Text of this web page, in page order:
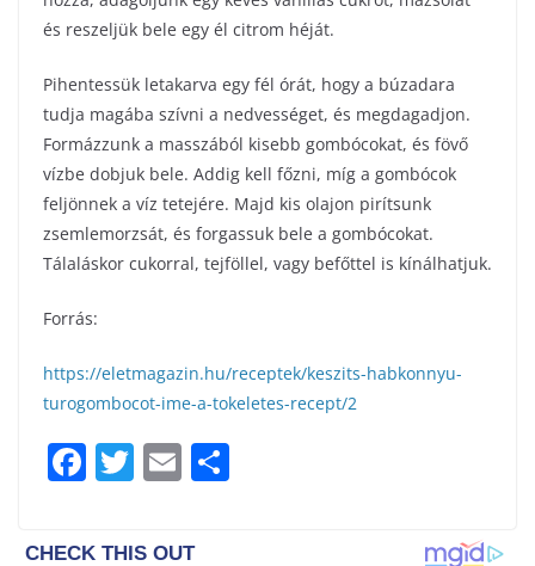
és reszeljük bele egy él citrom héját.
Pihentessük letakarva egy fél órát, hogy a búzadara
tudja magába szívni a nedvességet, és megdagadjon.
Formázzunk a masszából kisebb gombócokat, és fövő
vízbe dobjuk bele. Addig kell főzni, míg a gombócok
feljönnek a víz tetejére. Majd kis olajon pirítsunk
zsemlemorzsát, és forgassuk bele a gombócokat.
Tálaláskor cukorral, tejföllel, vagy befőttel is kínálhatjuk.
Forrás:
https://eletmagazin.hu/receptek/keszits-habkonnyu-
turogombocot-ime-a-tokeletes-recept/2
F
c
T
itt
E
ai